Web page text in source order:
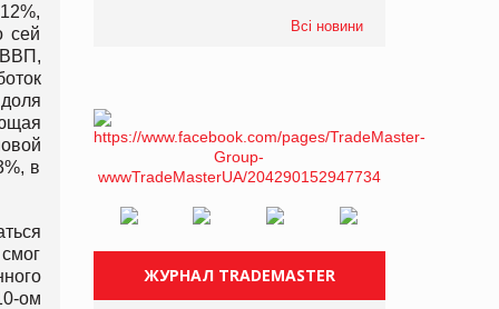
сей
в
ом
Всі новини
ЖУРНАЛ TRADEMASTER